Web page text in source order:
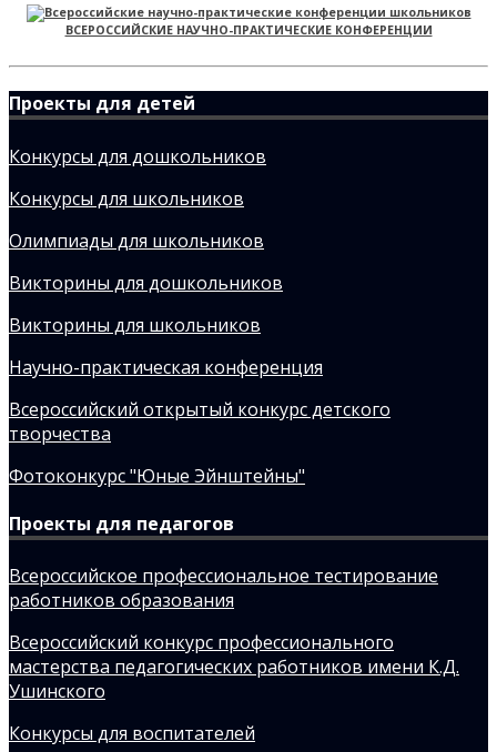
ВСЕРОССИЙСКИЕ НАУЧНО-ПРАКТИЧЕСКИЕ КОНФЕРЕНЦИИ
Проекты для детей
Конкурсы для дошкольников
Конкурсы для школьников
Олимпиады для школьников
Викторины для дошкольников
Викторины для школьников
Научно-практическая конференция
Всероссийский открытый конкурс детского
творчества
Фотоконкурс "Юные Эйнштейны"
Проекты для педагогов
Всероссийское профессиональное тестирование
работников образования
Всероссийский конкурс профессионального
мастерства педагогических работников имени К.Д.
Ушинского
Конкурсы для воспитателей